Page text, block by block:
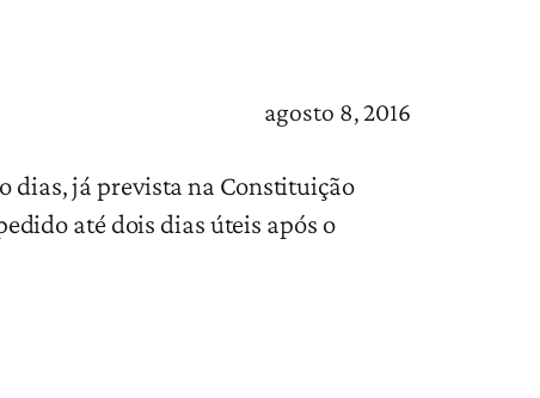
agosto 8, 2016
dias, já prevista na Constituição
até dois dias úteis após o